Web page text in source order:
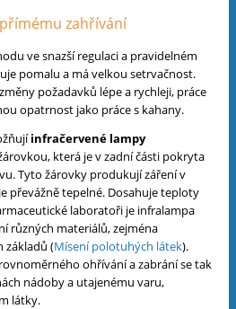
zahřívání
ve snazší regulaci a pravidelném
pomalu a má velkou setrvačnost.
požadavků lépe a rychleji, práce
opatrnost jako práce s kahany.
infračervené lampy
která je v zadní části pokryta
Tyto žárovky produkují záření v
převážně tepelné. Dosahuje teploty
laboratoři je infralampa
různých materiálů, zejména
základů (Mísení polotuhých látek).
ohřívání a zabrání se tak
nádoby a utajenému varu,
látky.